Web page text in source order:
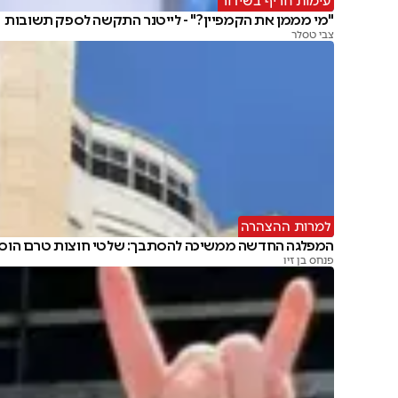
"מי מממן את הקמפיין?" - לייטנר התקשה לספק תשובות
צבי טסלר
למרות ההצהרה
המפלגה החדשה ממשיכה להסתבך: שלטי חוצות טרם
פנחס בן זיו